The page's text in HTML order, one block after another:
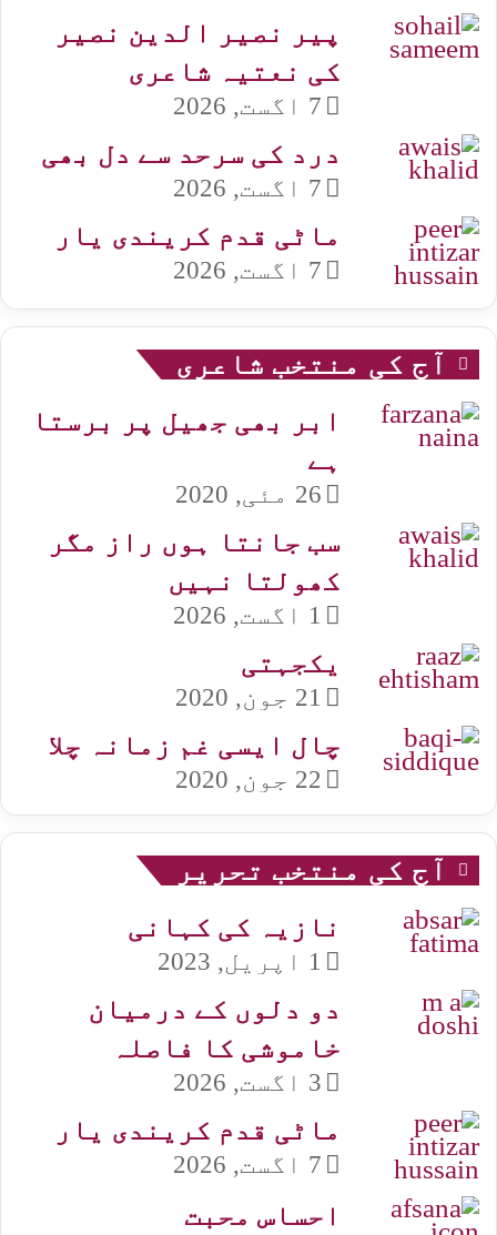
پیر نصیر الدین نصیر
کی نعتیہ شاعری
7 اگست, 2026
درد کی سرحد سے دل بھی
7 اگست, 2026
ماٹی قدم کریندی یار
7 اگست, 2026
آج کی منتخب شاعری
ابر بھی جھیل پر برستا
ہے
26 مئی, 2020
سب جانتا ہوں راز مگر
کھولتا نہیں
1 اگست, 2026
یکجہتی
21 جون, 2020
چال ایسی غم زمانہ چلا
22 جون, 2020
آج کی منتخب تحریر
نازیہ کی کہانی
1 اپریل, 2023
دو دلوں کے درمیان
خاموشی کا فاصلہ
3 اگست, 2026
ماٹی قدم کریندی یار
7 اگست, 2026
احساس محبت